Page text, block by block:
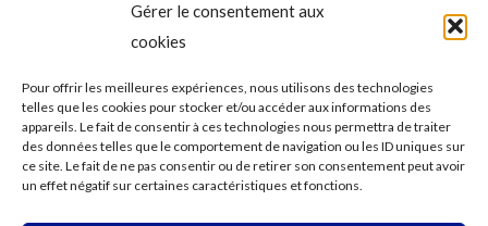
Gérer le consentement aux
cookies
Pour offrir les meilleures expériences, nous utilisons des technologies
telles que les cookies pour stocker et/ou accéder aux informations des
appareils. Le fait de consentir à ces technologies nous permettra de traiter
des données telles que le comportement de navigation ou les ID uniques sur
ce site. Le fait de ne pas consentir ou de retirer son consentement peut avoir
un effet négatif sur certaines caractéristiques et fonctions.
Politique de cookies (UE)
06 29 53 66 63
01 83 96 73 68
250 Rue de Rivoli
75001 Paris